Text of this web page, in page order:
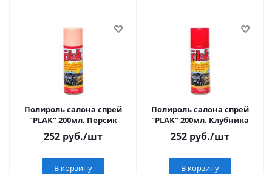
Полироль салона спрей
"PLAK" 200мл. Персик
252 руб./шт
В корзину
Полироль салона спрей
"PLAK" 200мл. Клубника
252 руб./шт
В корзину